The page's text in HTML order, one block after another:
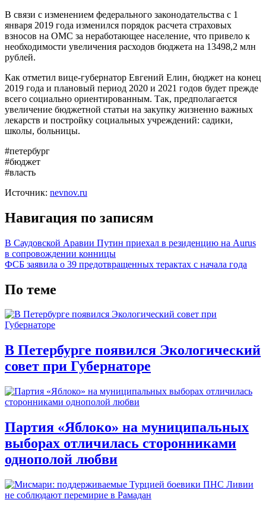
В связи с изменением федерального законодательства с 1
января 2019 года изменился порядок расчета страховых
взносов на ОМС за неработающее население, что привело к
необходимости увеличения расходов бюджета на 13498,2 млн
рублей.
Как отметил вице-губернатор Евгений Елин, бюджет на конец
2019 года и плановый период 2020 и 2021 годов будет прежде
всего социально ориентированным. Так, предполагается
увеличение бюджетной статьи на закупку жизненно важных
лекарств и постройку социальных учреждений: садики,
школы, больницы.
#петербург
#бюджет
#власть
Источник: nevnov.ru
Навигация по записям
В Саудовской Аравии Путин приехал в резиденцию на Aurus
в сопровождении конницы
ФСБ заявила о 39 предотвращенных терактах с начала года
По теме
В Петербурге появился Экологический
совет при Губернаторе
Партия «Яблоко» на муниципальных
выборах отличилась сторонниками
однополой любви